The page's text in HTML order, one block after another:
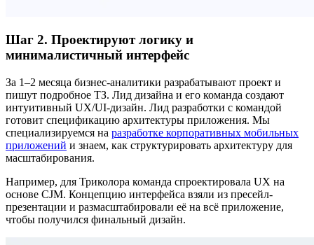
Шаг 2. Проектируют логику и
минималистичный интерфейс
За 1–2 месяца бизнес-аналитики разрабатывают проект и
пишут подробное ТЗ. Лид дизайна и его команда создают
интуитивный UX/UI-дизайн. Лид разработки с командой
готовит спецификацию архитектуры приложения. Мы
специализируемся на разработке корпоративных мобильных
приложений и знаем, как структурировать архитектуру для
масштабирования.
Например, для Триколора команда спроектировала UX на
основе CJM. Концепцию интерфейса взяли из пресейл-
презентации и размасштабировали её на всё приложение,
чтобы получился финальный дизайн.